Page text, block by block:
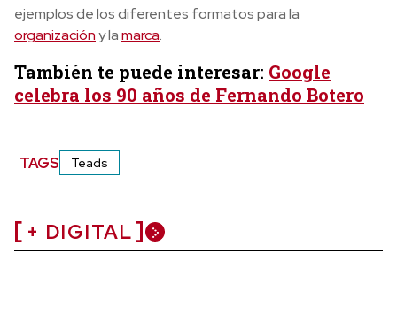
ejemplos de los diferentes formatos para la
organizacióny lamarca.
También te puede interesar: Google
celebra los 90 años de Fernando Botero
TAGS Teads
+ DIGITAL